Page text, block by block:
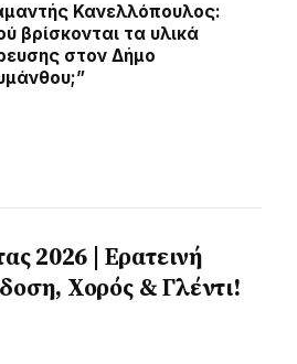
Κανελλόπουλος:
βρίσκονται τα υλικά
στον Δήμο
2026 | Ερατεινή
Χορός & Γλέντι!